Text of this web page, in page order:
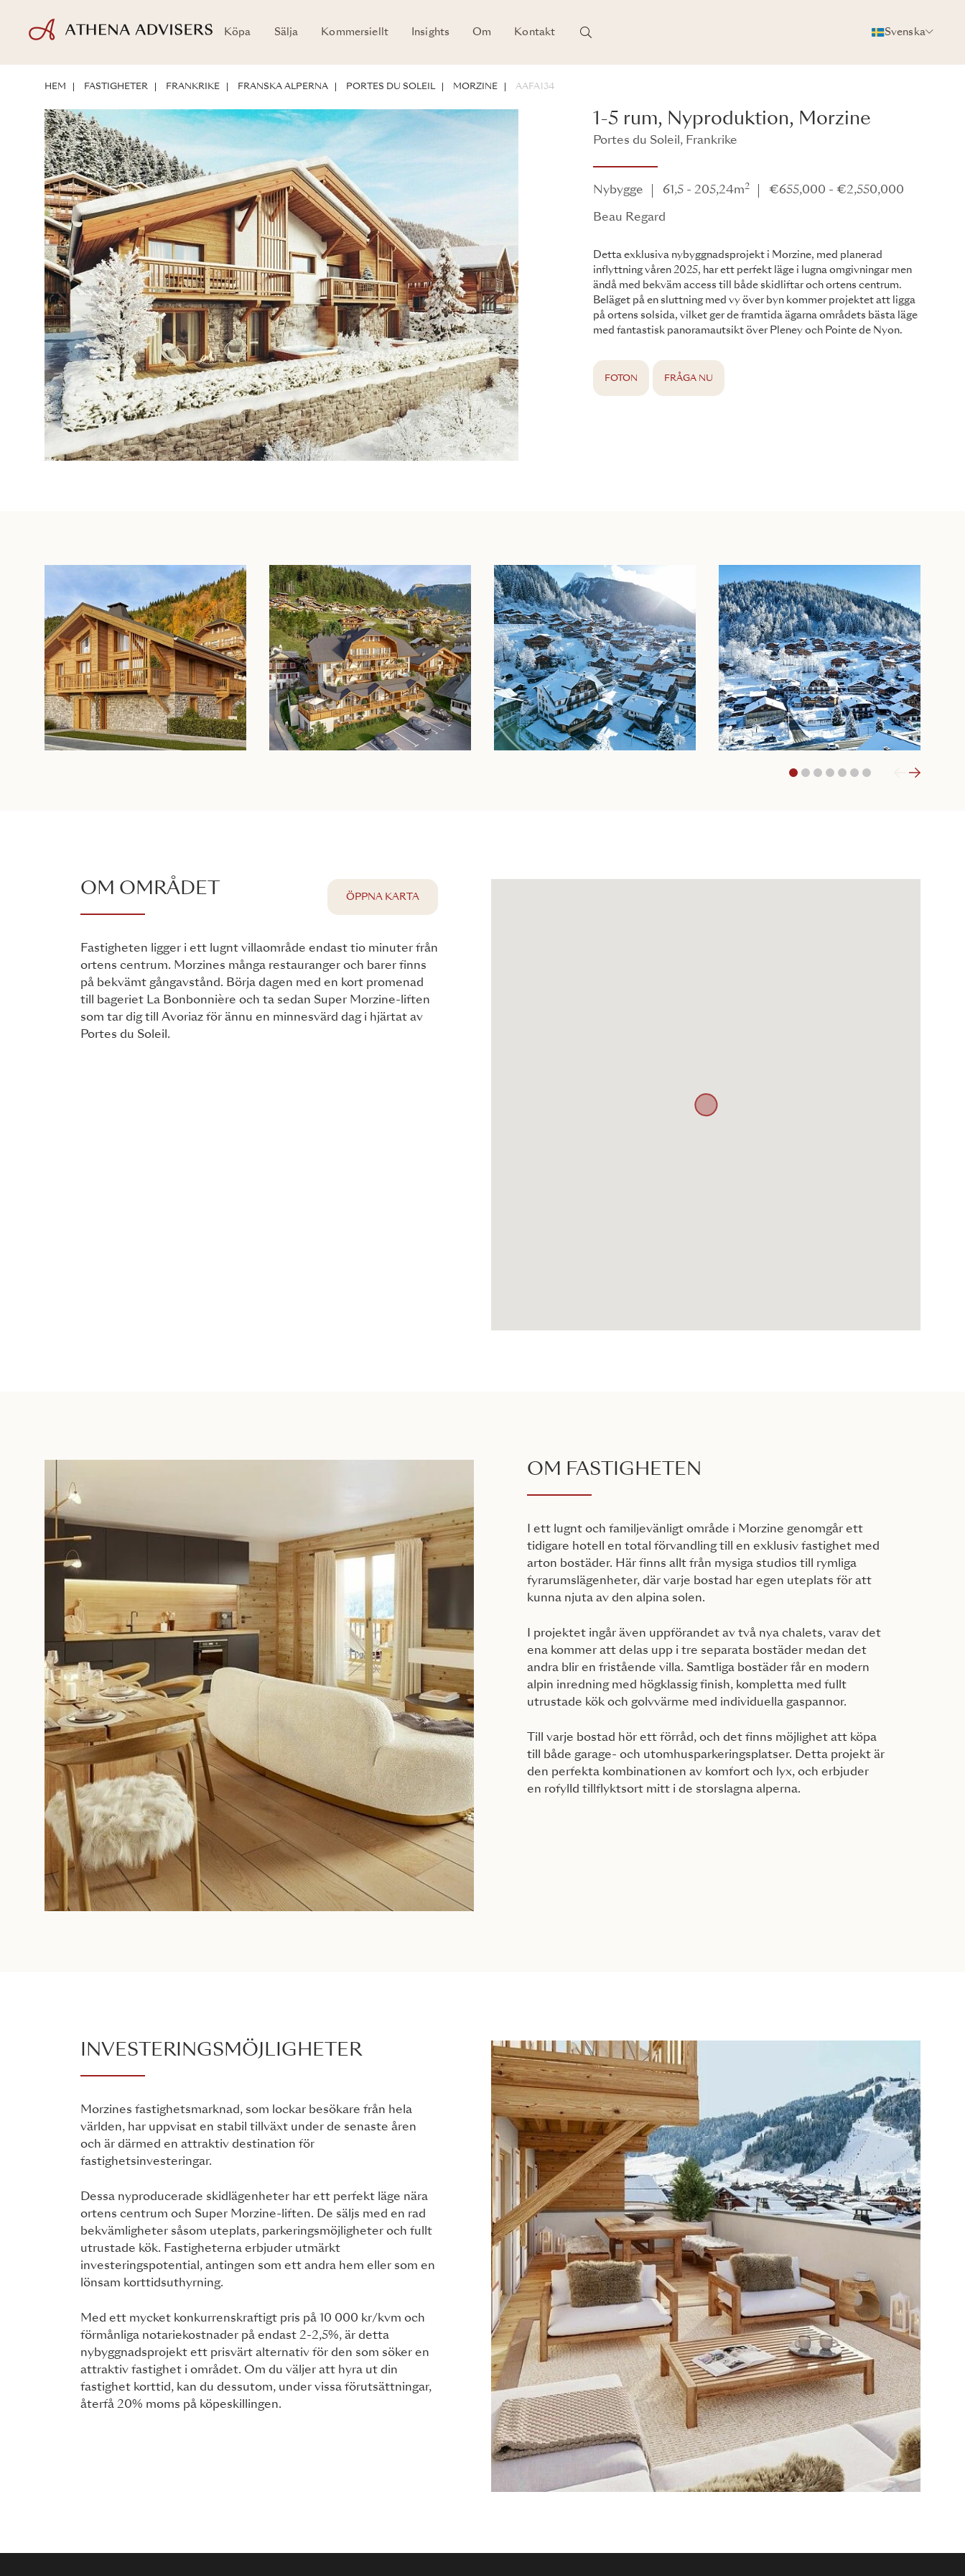
Köpa Sälja Kommersiellt Insights Om Kontakt Svenska
HEM FASTIGHETER FRANKRIKE FRANSKA ALPERNA PORTES DU SOLEIL MORZINE AAFA134
1-5 rum, Nyproduktion, Morzine
Portes du Soleil, Frankrike
Nybygge 61,5 - 205,24m2 €655,000 - €2,550,000
Beau Regard
Detta exklusiva nybyggnadsprojekt i Morzine, med planerad
inflyttning våren 2025, har ett perfekt läge i lugna omgivningar men
ändå med bekväm access till både skidliftar och ortens centrum.
Beläget på en sluttning med vy över byn kommer projektet att ligga
på ortens solsida, vilket ger de framtida ägarna områdets bästa läge
med fantastisk panoramautsikt över Pleney och Pointe de Nyon.
FOTON FRÅGA NU
1 2 3 4 7
OM OMRÅDET
Fastigheten ligger i ett lugnt villaområde endast tio minuter från
ortens centrum. Morzines många restauranger och barer finns
på bekvämt gångavstånd. Börja dagen med en kort promenad
till bageriet La Bonbonnière och ta sedan Super Morzine-liften
som tar dig till Avoriaz för ännu en minnesvärd dag i hjärtat av
Portes du Soleil.
ÖPPNA KARTA
OM FASTIGHETEN
I ett lugnt och familjevänligt område i Morzine genomgår ett
tidigare hotell en total förvandling till en exklusiv fastighet med
arton bostäder. Här finns allt från mysiga studios till rymliga
fyrarumslägenheter, där varje bostad har egen uteplats för att
kunna njuta av den alpina solen.
I projektet ingår även uppförandet av två nya chalets, varav det
ena kommer att delas upp i tre separata bostäder medan det
andra blir en fristående villa. Samtliga bostäder får en modern
alpin inredning med högklassig finish, kompletta med fullt
utrustade kök och golvvärme med individuella gaspannor.
Till varje bostad hör ett förråd, och det finns möjlighet att köpa
till både garage- och utomhusparkeringsplatser. Detta projekt är
den perfekta kombinationen av komfort och lyx, och erbjuder
en rofylld tillflyktsort mitt i de storslagna alperna.
INVESTERINGSMÖJLIGHETER
Morzines fastighetsmarknad, som lockar besökare från hela
världen, har uppvisat en stabil tillväxt under de senaste åren
och är därmed en attraktiv destination för
fastighetsinvesteringar.
Dessa nyproducerade skidlägenheter har ett perfekt läge nära
ortens centrum och Super Morzine-liften. De säljs med en rad
bekvämligheter såsom uteplats, parkeringsmöjligheter och fullt
utrustade kök. Fastigheterna erbjuder utmärkt
investeringspotential, antingen som ett andra hem eller som en
lönsam korttidsuthyrning.
Med ett mycket konkurrenskraftigt pris på 10 000 kr/kvm och
förmånliga notariekostnader på endast 2-2,5%, är detta
nybyggnadsprojekt ett prisvärt alternativ för den som söker en
attraktiv fastighet i området. Om du väljer att hyra ut din
fastighet korttid, kan du dessutom, under vissa förutsättningar,
återfå 20% moms på köpeskillingen.